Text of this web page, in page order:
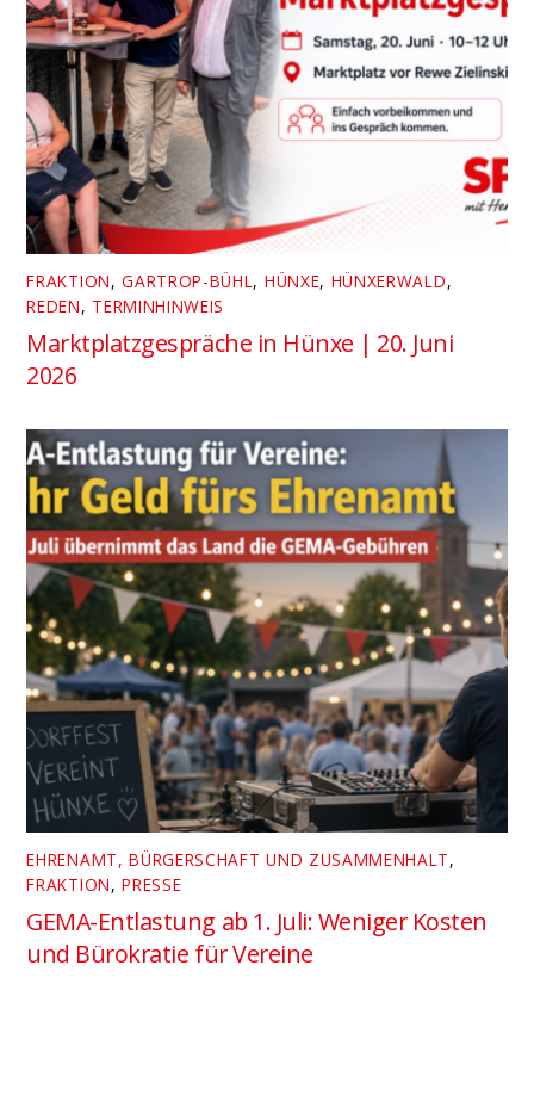
FRAKTION,GARTROP-BÜHL, HÜNXE, HÜNXERWALD,
REDEN, TERMINHINWEIS
Marktplatzgespräche in Hünxe | 20. Juni
2026
EHRENAMT, BÜRGERSCHAFT UND ZUSAMMENHALT,
FRAKTION,PRESSE
GEMA-Entlastung ab 1. Juli: Weniger Kosten
und Bürokratie für Vereine